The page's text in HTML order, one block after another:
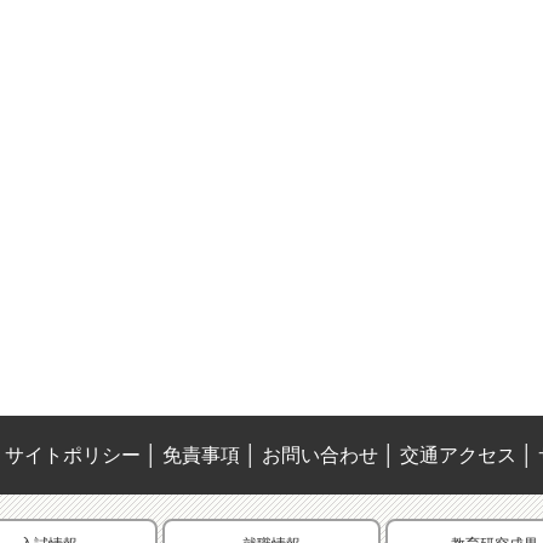
サイトポリシー 免責事項 お問い合わせ 交通アクセス